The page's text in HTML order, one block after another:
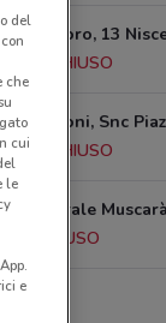
Moro, 13
CHIUSO
Snc
km
CHIUSO
Generale
CHIUSO
del
che
cui
le
e